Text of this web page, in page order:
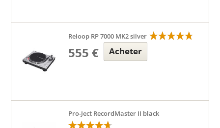
Reloop RP 7000 MK2 silver
555 € Acheter
Pro-Ject RecordMaster II black